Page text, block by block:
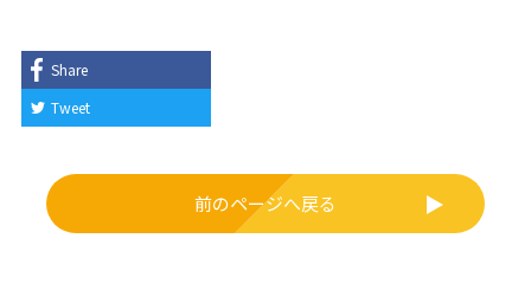
b
o
o
Share
Tweet
前のページへ戻る